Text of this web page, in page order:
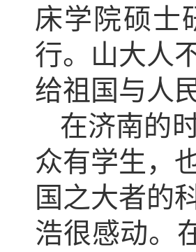
床学院硕士
行。山大人
给祖国与人
在济南的
众有学生，
国之大者的
浩很感动。